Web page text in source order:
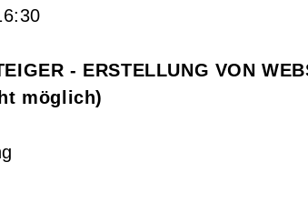
- ERSTELLUNG VON
möglich)